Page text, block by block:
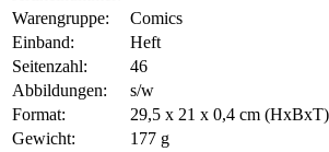
Warengruppe:
Comics
Einband:
Heft
Seitenzahl:
46
Abbildungen:
s/w
Format:
29,5 x 21 x 0,4 cm (HxBxT)
Gewicht:
177 g